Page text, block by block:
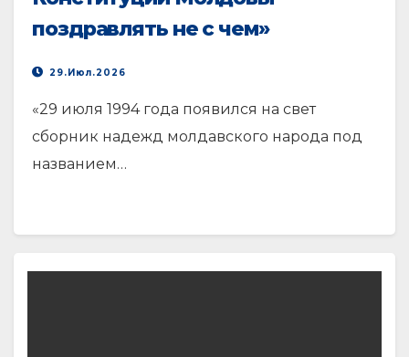
поздравлять не с чем»
29.Июл.2026
«29 июля 1994 года появился на свет
сборник надежд молдавского народа под
названием…